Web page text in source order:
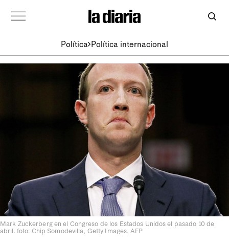
Política Política internacional
Mark Zuckerberg en el Congreso de los Estados Unidos el pasado 10 de
abril. foto: Chip Somodevilla, Getty Images, AFP